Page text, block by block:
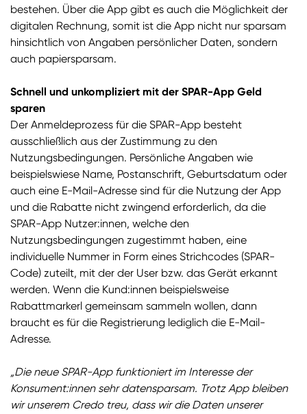
bestehen. Über die App gibt es auch die Möglichkeit der
digitalen Rechnung, somit ist die App nicht nur sparsam
hinsichtlich von Angaben persönlicher Daten, sondern
auch papiersparsam.
Schnell und unkompliziert mit der SPAR-App Geld
sparen
Der Anmeldeprozess für die SPAR-App besteht
ausschließlich aus der Zustimmung zu den
Nutzungsbedingungen. Persönliche Angaben wie
beispielswiese Name, Postanschrift, Geburtsdatum oder
auch eine E-Mail-Adresse sind für die Nutzung der App
und die Rabatte nicht zwingend erforderlich, da die
SPAR-App Nutzer:innen, welche den
Nutzungsbedingungen zugestimmt haben, eine
individuelle Nummer in Form eines Strichcodes (SPAR-
Code) zuteilt, mit der der User bzw. das Gerät erkannt
werden. Wenn die Kund:innen beispielsweise
Rabattmarkerl gemeinsam sammeln wollen, dann
braucht es für die Registrierung lediglich die E-Mail-
Adresse.
„Die neue SPAR-App funktioniert im Interesse der
Konsument:innen sehr datensparsam. Trotz App bleiben
wir unserem Credo treu, dass wir die Daten unserer